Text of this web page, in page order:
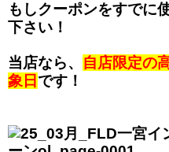
もしクーポンをすでに
下さい！
当店なら、 自店限定の
象日 です！